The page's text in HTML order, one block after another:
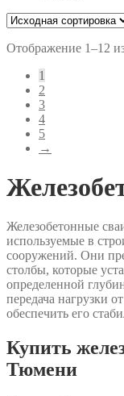
Отображение 1–12
1
2
3
4
5
→
Железобетонные
используемые в
сооружений. Они
столбы, которые
определенной
передача нагрузки
обеспечить его
Купить
Тюмени